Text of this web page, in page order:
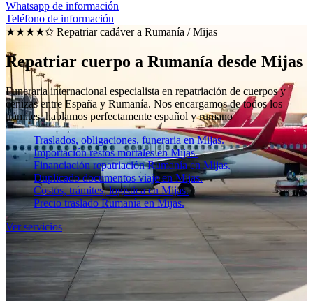
Whatsapp de información
Teléfono de información
★★★★✩ Repatriar cadáver a Rumanía /Mijas
Repatriar cuerpo a Rumanía desde Mijas
Funeraria internacional especialista en repatriación de cuerpos y
cenizas entre España y Rumanía. Nos encargamos de todos los
trámites, hablamos perfectamente español y rumano
Traslados, obligaciones, funeraria en Mijas.
Importación restos mortales en Mijas.
Financiación repatriación Rumanía en Mijas.
Duplicado documentos viaje en Mijas.
Costos, trámites, logística en Mijas.
Precio traslado Rumanía en Mijas.
Ver servicios